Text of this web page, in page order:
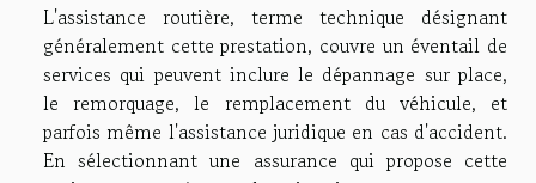
L'assistance routière, terme technique désignant
généralement cette prestation, couvre un éventail de
services qui peuvent inclure le dépannage sur place,
le remorquage, le remplacement du véhicule, et
parfois même l'assistance juridique en cas d'accident.
En sélectionnant une assurance qui propose cette